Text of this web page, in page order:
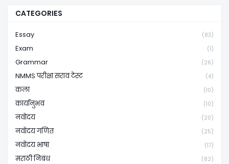
CATEGORIES
Essay (83)
Exam (1)
Grammar (26)
NMMS परीक्षा सराव टेस्ट (4)
कला (10)
कार्यानुभव (10)
नवोदय (20)
नवोदय गणित (25)
नवोदय भाषा (17)
मराठी निबंध (82)